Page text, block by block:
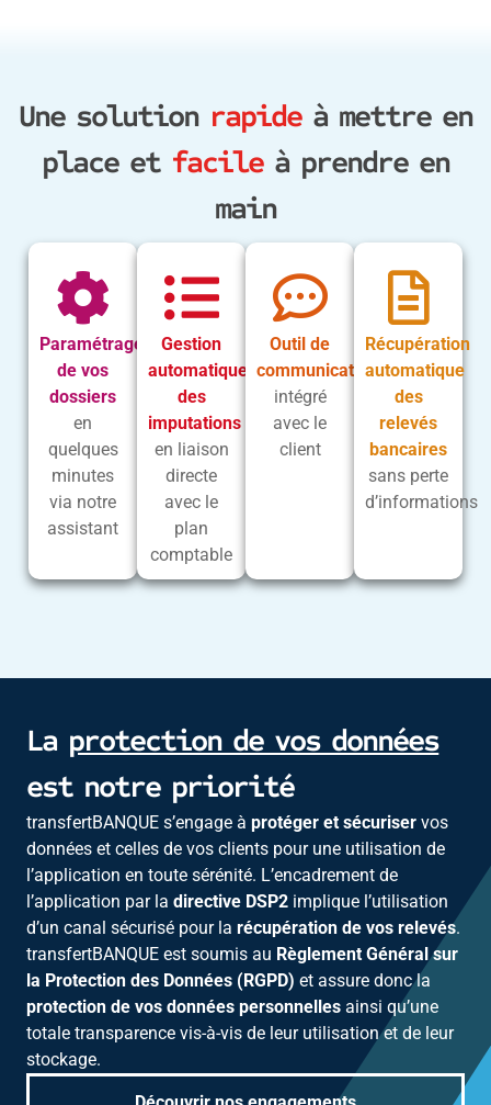
Une solution rapideà mettre en
place et facileà prendre en
main
Paramétrage
de vos
dossiers
en
quelques
minutes
via notre
assistant
Gestion
automatique
des
imputations
en liaison
directe
avec le
plan
comptable
Outil de
communication
intégré
avec le
client
Récupération
automatique
des
relevés
bancaires
sans perte
d’informations
La protection de vos données
est notre priorité
transfertBANQUE s’engage àprotéger et sécuriser vos
données et celles de vos clients pour une utilisation de
l’application en toute sérénité. L’encadrement de
l’application par ladirective DSP2 implique l’utilisation
d’un canal sécurisé pour larécupération de vos relevés.
transfertBANQUE est soumis au Règlement Général sur
la Protection des Données (RGPD) et assure donc la
protection de vos données personnelles ainsi qu’une
totale transparence vis-à-vis de leur utilisation et de leur
stockage.